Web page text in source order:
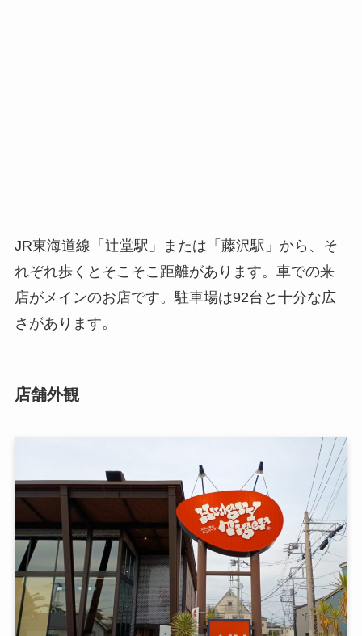
JR東海道線「辻堂駅」または「藤沢駅」から、そ
れぞれ歩くとそこそこ距離があります。車での来
店がメインのお店です。駐車場は92台と十分な広
さがあります。
店舗外観